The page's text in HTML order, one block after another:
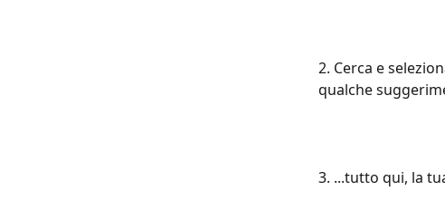
2. Cerca e
qualche
3. ...tutto qui, la